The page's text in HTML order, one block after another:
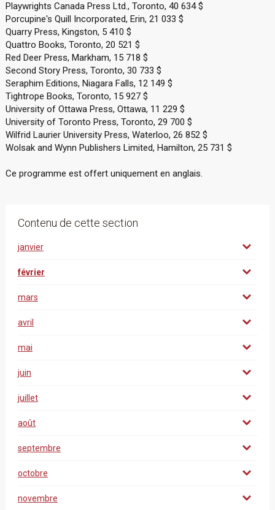
Playwrights Canada Press Ltd., Toronto, 40 634 $
Porcupine's Quill Incorporated, Erin, 21 033 $
Quarry Press, Kingston, 5 410 $
Quattro Books, Toronto, 20 521 $
Red Deer Press, Markham, 15 718 $
Second Story Press, Toronto, 30 733 $
Seraphim Editions, Niagara Falls, 12 149 $
Tightrope Books, Toronto, 15 927 $
University of Ottawa Press, Ottawa, 11 229 $
University of Toronto Press, Toronto, 29 700 $
Wilfrid Laurier University Press, Waterloo, 26 852 $
Wolsak and Wynn Publishers Limited, Hamilton, 25 731 $
Ce programme est offert uniquement en anglais.
Contenu de cette section
janvier
février
mars
avril
mai
juin
juillet
août
septembre
octobre
novembre